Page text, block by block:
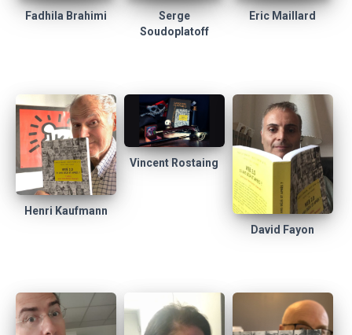
Fadhila Brahimi
Serge
Soudoplatoff
Eric Maillard
Henri Kaufmann
Vincent Rostaing
David Fayon